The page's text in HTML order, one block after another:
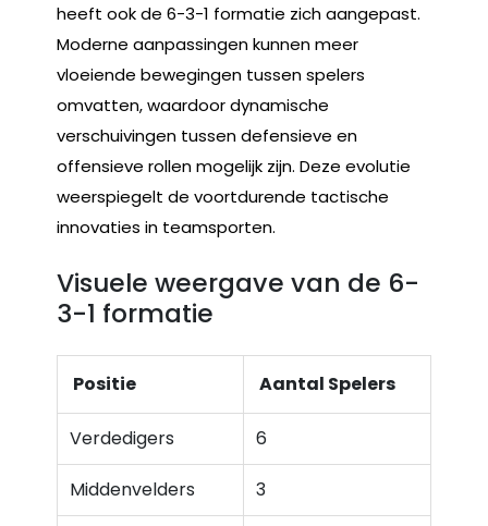
heeft ook de 6-3-1 formatie zich aangepast.
Moderne aanpassingen kunnen meer
vloeiende bewegingen tussen spelers
omvatten, waardoor dynamische
verschuivingen tussen defensieve en
offensieve rollen mogelijk zijn. Deze evolutie
weerspiegelt de voortdurende tactische
innovaties in teamsporten.
Visuele weergave van de 6-
3-1 formatie
Positie Aantal Spelers
Verdedigers 6
Middenvelders 3